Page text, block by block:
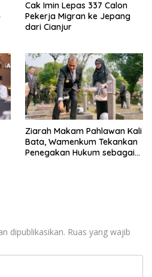
Cak Imin Lepas 337 Calon
Pekerja Migran ke Jepang
dari Cianjur
Ziarah Makam Pahlawan Kali
Bata, Wamenkum Tekankan
Penegakan Hukum sebagai
dipublikasikan. Ruas yang wajib